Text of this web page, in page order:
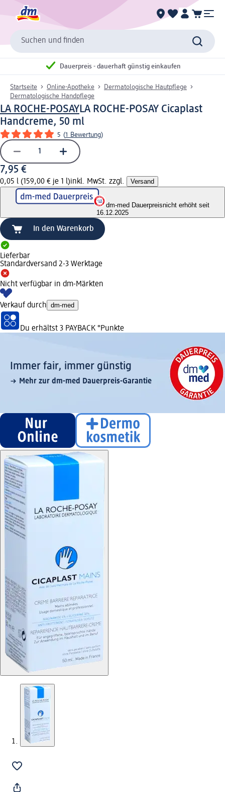
Suchen und finden
Dauerpreis - dauerhaft günstig einkaufen
Startseite Online-Apotheke
Dermatologische Hautpflege
Dermatologische Handpflege
LA ROCHE-POSAYLA ROCHE-POSAY Cicaplast
Handcreme, 50 ml
5 (1 Bewertung)
7,95 €
0,05 l (159,00 € je 1 l)inkl. MwSt. zzgl. Versand
dm-med Dauerpreisnicht erhöht seit
16.12.2025
In den Warenkorb
Lieferbar
Standardversand 2-3 Werktage
Nicht verfügbar in dm-Märkten
Verkauf durch dm-med
Du erhältst 3 PAYBACK °Punkte
Immer fair,­ immer günstig
Mehr zur dm-med Dauerpreis-Garantie